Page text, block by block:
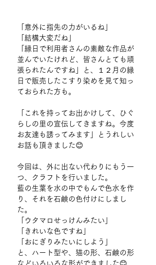
「意外に指先の力がいるね」
「結構大変だね」
「縁日で利用者さんの素敵な作品が
並んでいたけれど、皆さんとても頑
張られたんですね」と、１２月の縁
日で販売したこすり染めを見て知っ
ておられた方も。
「これを持ってお出かけして、ひぐ
らしの里の宣伝してきますね。今度
お友達も誘ってみます」とうれしい
お話も頂きました😊
今回は、外に出ない代わりにもう一
つ、クラフトを行いました。
藍の生葉を水の中でもんで色水を作
り、それを石鹸の色付けにしまし
た。
「ウタマロせっけんみたい」
「きれいな色ですね」
「おにぎりみたいにしよう」
と、ハート型や、猫の形、石鹸の形
などいろいろな形ができました😊